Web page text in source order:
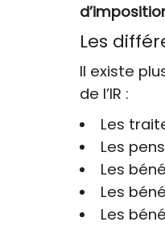
Les
Il existe
de l’IR :
Les
Les
Les
Les
Les